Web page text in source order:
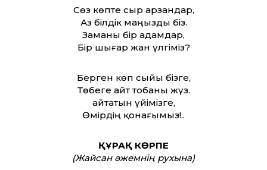
Сөз көпте сыр арзандар,
Аз білдік маңызды біз.
Заманы бір адамдар,
Бір шығар жан үлгіміз?
Берген көп сыйы бізге,
Төбеге айт тобаны жүз.
Қайтатын үйімізге,
Өмірдің қонағымыз!..
ҚҰРАҚ КӨРПЕ
(Жайсан әжемнің рухына)